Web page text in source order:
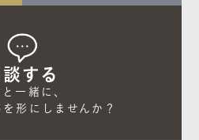
する
と一緒に、
形にしませんか？